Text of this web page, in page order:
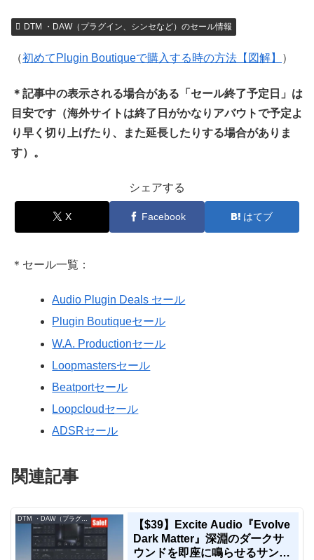
DTM ・DAW（プラグイン、シンセなど）のセール情報
（初めてPlugin Boutiqueで購入する時の方法【図解】 ）
＊記事中の表示される場合がある「セール終了予定日」は
目安です（海外サイトは終了日がかなりアバウトで予定よ
り早く切り上げたり、また延長したりする場合がありま
す）。
シェアする
X Facebook はてブ
＊セール一覧：
Audio Plugin Deals セール
Plugin Boutiqueセール
W.A. Productionセール
Loopmastersセール
Beatportセール
Loopcloudセール
ADSRセール
関連記事
DTM ・DAW（プラグイン、シンセなど）のセール情報
【$39】Excite Audio『Evolve
Dark Matter』深淵のダークサ
ウンドを即座に鳴らせるサンプ